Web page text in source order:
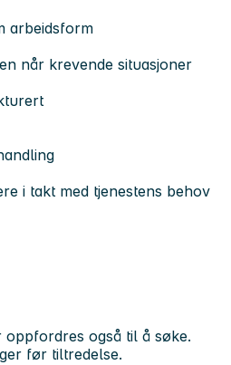
arbeidsform
når krevende situasjoner
i takt med tjenestens behov
også til å søke.
før tiltredelse.